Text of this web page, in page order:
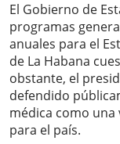
El Gobierno de
programas
anuales para el
de La Habana
obstante, el
defendido
médica como
para el país.